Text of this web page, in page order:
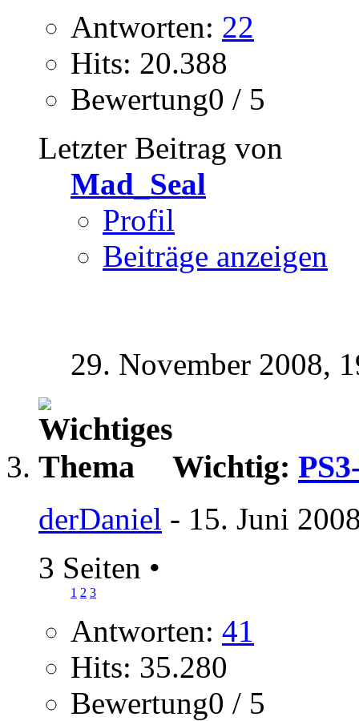
Antworten: 22
Hits: 20.388
Bewertung0 / 5
Letzter Beitrag von
Mad_Seal
Profil
Beiträge anzeigen
29. November 2008,
Wichtig:
derDaniel - 15. Juni
3 Seiten •
1 2 3
Antworten: 41
Hits: 35.280
Bewertung0 / 5